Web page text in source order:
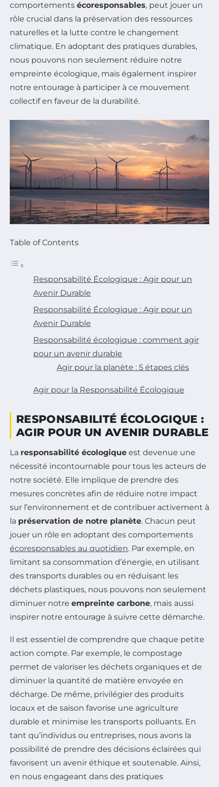
comportements écoresponsables, peut jouer un
rôle crucial dans la préservation des ressources
naturelles et la lutte contre le changement
climatique. En adoptant des pratiques durables,
nous pouvons non seulement réduire notre
empreinte écologique, mais également inspirer
notre entourage à participer à ce mouvement
collectif en faveur de la durabilité.
Table of Contents
Responsabilité Écologique : Agir pour un
Avenir Durable
Responsabilité Écologique : Agir pour un
Avenir Durable
Responsabilité écologique : comment agir
pour un avenir durable
Agir pour la planète : 5 étapes clés
Agir pour la Responsabilité Écologique
RESPONSABILITÉ ÉCOLOGIQUE :
AGIR POUR UN AVENIR DURABLE
La responsabilité écologique est devenue une
nécessité incontournable pour tous les acteurs de
notre société. Elle implique de prendre des
mesures concrètes afin de réduire notre impact
sur l’environnement et de contribuer activement à
la préservation de notre planète. Chacun peut
jouer un rôle en adoptant des comportements
écoresponsables au quotidien. Par exemple, en
limitant sa consommation d’énergie, en utilisant
des transports durables ou en réduisant les
déchets plastiques, nous pouvons non seulement
diminuer notre empreinte carbone, mais aussi
inspirer notre entourage à suivre cette démarche.
Il est essentiel de comprendre que chaque petite
action compte. Par exemple, le compostage
permet de valoriser les déchets organiques et de
diminuer la quantité de matière envoyée en
décharge. De même, privilégier des produits
locaux et de saison favorise une agriculture
durable et minimise les transports polluants. En
tant qu’individus ou entreprises, nous avons la
possibilité de prendre des décisions éclairées qui
favorisent un avenir éthique et soutenable. Ainsi,
en nous engageant dans des pratiques